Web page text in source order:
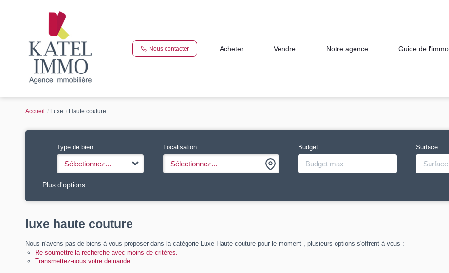
Nous contacter Acheter Vendre Notre agence Guide de l'immo
Accueil Luxe Haute couture
Type de bien
Sélectionnez...
Localisation
Sélectionnez...
Budget Surface
Plus d'options
luxe haute couture
Nous n'avons pas de biens à vous proposer dans la catégorie Luxe Haute couture pour le moment , plusieurs options s'offrent à vous :
Re-soumettre la recherche avec moins de critères.
Transmettez-nous votre demande